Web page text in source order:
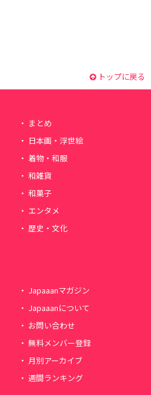
トップに戻る
まとめ
日本画・浮世絵
着物・和服
和雑貨
和菓子
エンタメ
歴史・文化
Japaaanマガジン
Japaaanについて
お問い合わせ
無料メンバー登録
月別アーカイブ
週間ランキング